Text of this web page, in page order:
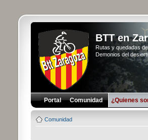
BTT en
Rutas y quedadas
Demonios del
Portal Comunidad ¿Quienes
Comunidad